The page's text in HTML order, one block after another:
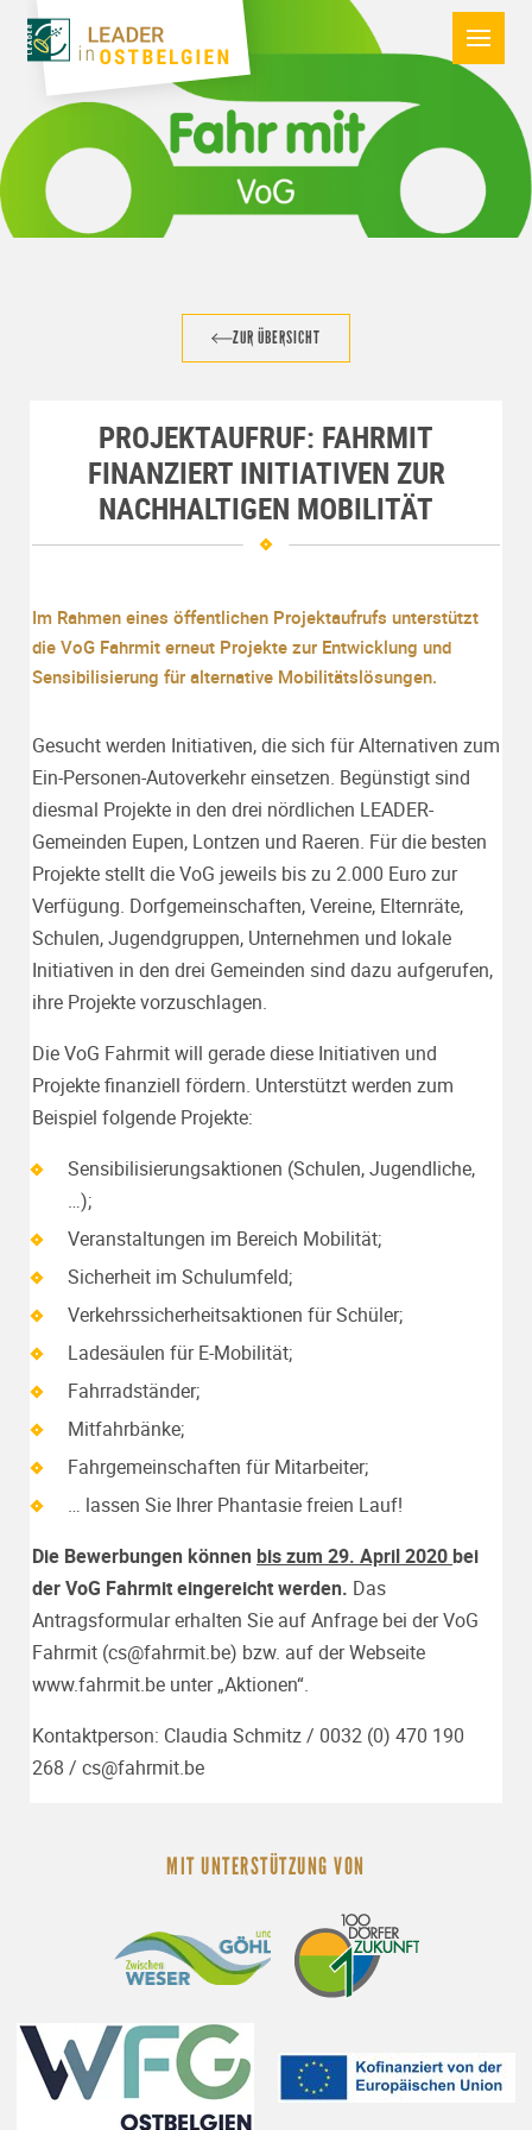
ZUR ÜBERSICHT
PROJEKTAUFRUF: FAHRMIT
FINANZIERT INITIATIVEN ZUR
NACHHALTIGEN MOBILITÄT
Im Rahmen eines öffentlichen Projektaufrufs unterstützt
die VoG Fahrmit erneut Projekte zur Entwicklung und
Sensibilisierung für alternative Mobilitätslösungen.
Gesucht werden Initiativen, die sich für Alternativen zum
Ein-Personen-Autoverkehr einsetzen. Begünstigt sind
diesmal Projekte in den drei nördlichen LEADER-
Gemeinden Eupen, Lontzen und Raeren. Für die besten
Projekte stellt die VoG jeweils bis zu 2.000 Euro zur
Verfügung. Dorfgemeinschaften, Vereine, Elternräte,
Schulen, Jugendgruppen, Unternehmen und lokale
Initiativen in den drei Gemeinden sind dazu aufgerufen,
ihre Projekte vorzuschlagen.
Die VoG Fahrmit will gerade diese Initiativen und
Projekte finanziell fördern. Unterstützt werden zum
Beispiel folgende Projekte:
Sensibilisierungsaktionen (Schulen, Jugendliche,
…);
Veranstaltungen im Bereich Mobilität;
Sicherheit im Schulumfeld;
Verkehrssicherheitsaktionen für Schüler;
Ladesäulen für E-Mobilität;
Fahrradständer;
Mitfahrbänke;
Fahrgemeinschaften für Mitarbeiter;
… lassen Sie Ihrer Phantasie freien Lauf!
Die Bewerbungen können bis zum 29. April 2020 bei
der VoG Fahrmit eingereicht werden. Das
Antragsformular erhalten Sie auf Anfrage bei der VoG
Fahrmit (cs@fahrmit.be) bzw. auf der Webseite
www.fahrmit.be unter „Aktionen“.
Kontaktperson: Claudia Schmitz / 0032 (0) 470 190
268 / cs@fahrmit.be
MIT UNTERSTÜTZUNG VON